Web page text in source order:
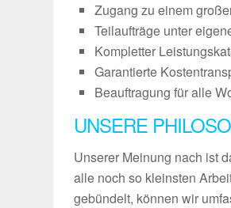
Zugang zu einem
Teilaufträge unter
Kompletter
Garantierte
Beauftragung für alle
UNSERE
Unserer Meinung nach ist
alle noch so kleinsten
gebündelt, können wir